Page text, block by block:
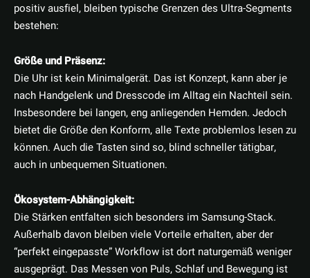
positiv ausfiel, bleiben typische Grenzen des Ultra-Segments
bestehen:
Größe und Präsenz:
Die Uhr ist kein Minimalgerät. Das ist Konzept, kann aber je
nach Handgelenk und Dresscode im Alltag ein Nachteil sein.
Insbesondere bei langen, eng anliegenden Hemden. Jedoch
bietet die Größe den Konform, alle Texte problemlos lesen zu
können. Auch die Tasten sind so, blind schneller tätigbar,
auch in unbequemen Situationen.
Ökosystem-Abhängigkeit:
Die Stärken entfalten sich besonders im Samsung-Stack.
Außerhalb davon bleiben viele Vorteile erhalten, aber der
“perfekt eingepasste” Workflow ist dort naturgemäß weniger
ausgeprägt. Das Messen von Puls, Schlaf und Bewegung ist